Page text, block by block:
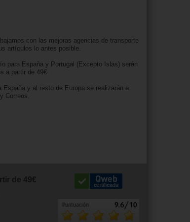
con las mejoras agencias de transporte
artículos lo antes posible.
para España y Portugal (Excepto Islas) serán
a partir de 49€.
España y al resto de Europa se realizarán a
Correos.
de 49€